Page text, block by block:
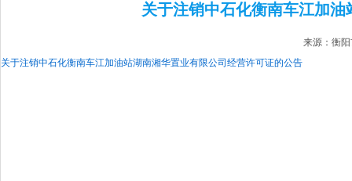
关于注销中石化衡南车江加
来源：衡
关于注销中石化衡南车江加油站湖南湘华置业有限公司经营许可证的公告